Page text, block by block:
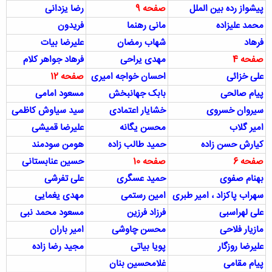
پیشواز رده بین الملل
صفحه 9
رضا یزدانی
محمد علیزاده
مانی رهنما
فریدون
فرهاد
شهاب رمضان
علیرضا بیات
صفحه 4
مهدی یراحی
فرهاد جواهر کلام
علی خزائی
احسان خواجه امیری صفحه 12
پیام صالحی
بابک جهانبخش
مسعود امامی
سیروان خسروی
خشایار اعتمادی
سید سیاوش کاظمی
امیر گلاب
محسن یگانه
علیرضا قمیشی
کیارش حسن زاده
حمید طالب زاده
هومن سودمند
صفحه 6
صفحه 10
حسین عنابستانی
بهنام صفوی
حمید عسگری
علی تفرشی
سهراب پاکزاد ، امیر طبری امین رستمی
مهدی یغمایی
علی لهراسبی
فرزاد فرزین
مسعود محمد نبی
مازیار فلاحی
محسن چاوشی
امیر باران
علیرضا روزگار
پویا بیاتی
مجید رضا زاده
پیام مقامی
غلامحسین بنان